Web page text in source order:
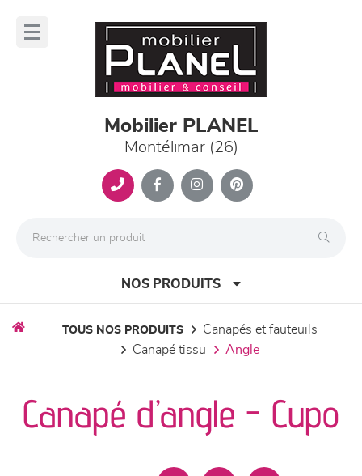
Mobilier PLANEL
Montélimar (26)
NOS PRODUITS
séjours
TOUS NOS PRODUITS
canapés et fauteuils
canapé tissu
angle
Canapé d’angle - Cupo